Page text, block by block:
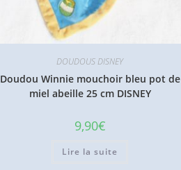
DOUDOUS DISNEY
Doudou Winnie mouchoir bleu pot de
miel abeille 25 cm DISNEY
9,90€
Lire la suite